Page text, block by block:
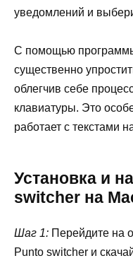
уведомлений и
С помощью
существенно
облегчив себе
клавиатуры. Это
работает с текстами
Установка и
switcher на
Шаг 1: Перейдите на
Punto switcher и